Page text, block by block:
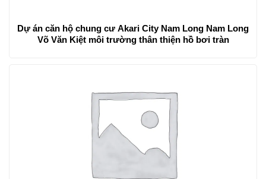
Dự án căn hộ chung cư Akari City Nam Long Nam Long
Võ Văn Kiệt môi trường thân thiện hồ bơi tràn